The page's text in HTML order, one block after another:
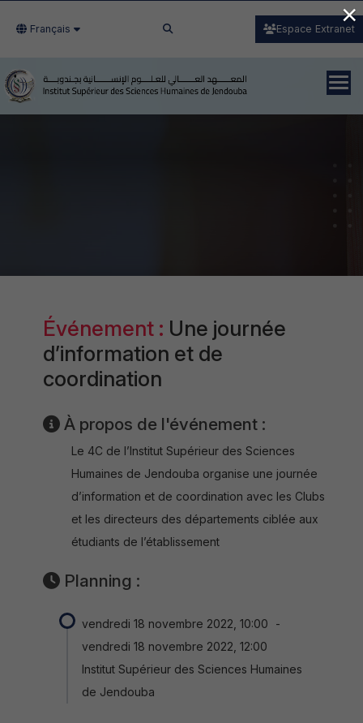
Français Espace Extranet
Événement : Une journée
d’information et de
coordination
À propos de l'événement :
Le 4C de l’Institut Supérieur des Sciences
Humaines de Jendouba organise une journée
d’information et de coordination avec les Clubs
et les directeurs des départements ciblée aux
étudiants de l’établissement
Planning :
vendredi 18 novembre 2022, 10:00
-
vendredi 18 novembre 2022, 12:00
Institut Supérieur des Sciences Humaines
de Jendouba
×